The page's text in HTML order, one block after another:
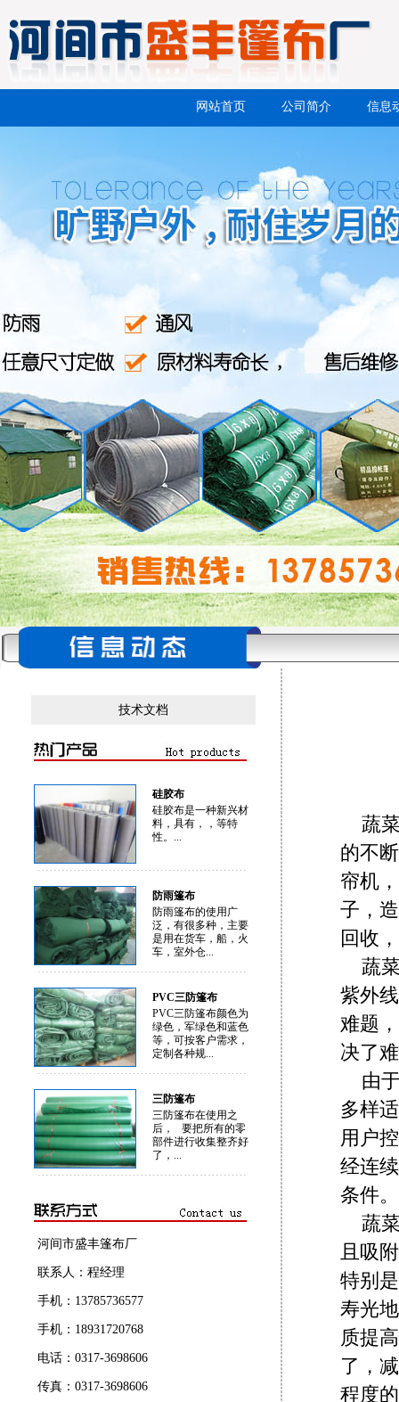
网站首页 公司简介 信息
技术文档
硅胶布
硅胶布是一种新兴材
料，具有，，等特
性。...
防雨篷布
防雨篷布的使用广
泛，有很多种，主要
是用在货车，船，火
车，室外仓...
PVC三防篷布
PVC三防篷布颜色为
绿色，军绿色和蓝色
等，可按客户需求，
定制各种规...
三防篷布
三防篷布在使用之
后， 要把所有的零
部件进行收集整齐好
了，...
河间市盛丰篷布厂
联系人：程经理
手机：13785736577
手机：18931720768
电话：0317-3698606
传真：0317-3698606
蔬
的不
帘机
子，
回收
蔬
紫外
难题
决了
由
多样
用户
经连
条件。
蔬
且吸
特别
寿光
质提
了，
程度